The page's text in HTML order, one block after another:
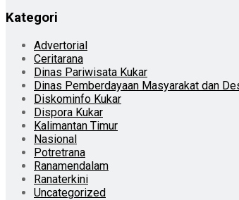
Kategori
Advertorial
Ceritarana
Dinas Pariwisata Kukar
Dinas Pemberdayaan Masyarakat dan
Diskominfo Kukar
Dispora Kukar
Kalimantan Timur
Nasional
Potretrana
Ranamendalam
Ranaterkini
Uncategorized